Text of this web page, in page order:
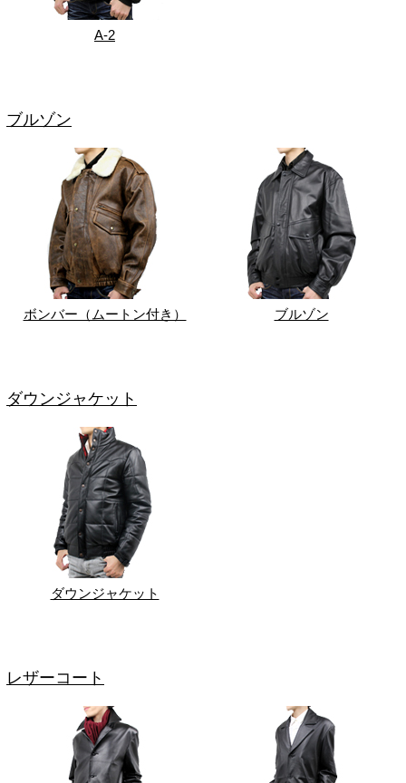
A-2
ブルゾン
ボンバー（ムートン付き） ブルゾン
ダウンジャケット
ダウンジャケット
レザーコート